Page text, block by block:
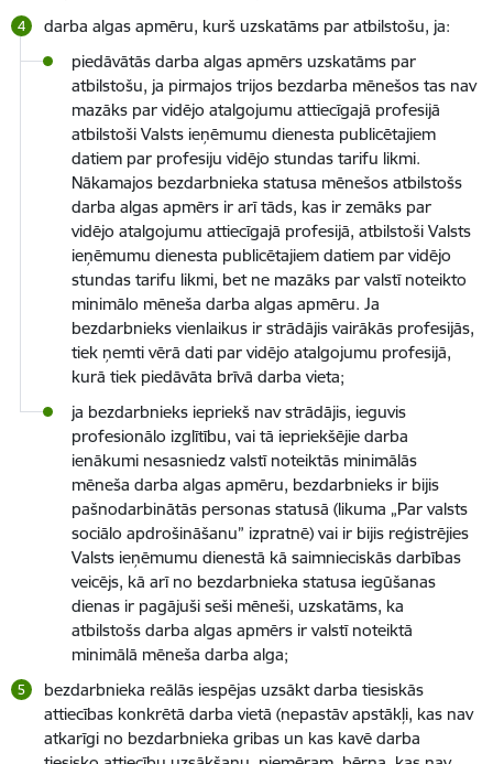
darba algas apmēru, kurš uzskatāms par atbilstošu, ja:
piedāvātās darba algas apmērs uzskatāms par
atbilstošu, ja pirmajos trijos bezdarba mēnešos tas nav
mazāks par vidējo atalgojumu attiecīgajā profesijā
atbilstoši Valsts ieņēmumu dienesta publicētajiem
datiem par profesiju vidējo stundas tarifu likmi.
Nākamajos bezdarbnieka statusa mēnešos atbilstošs
darba algas apmērs ir arī tāds, kas ir zemāks par
vidējo atalgojumu attiecīgajā profesijā, atbilstoši Valsts
ieņēmumu dienesta publicētajiem datiem par vidējo
stundas tarifu likmi, bet ne mazāks par valstī noteikto
minimālo mēneša darba algas apmēru. Ja
bezdarbnieks vienlaikus ir strādājis vairākās profesijās,
tiek ņemti vērā dati par vidējo atalgojumu profesijā,
kurā tiek piedāvāta brīvā darba vieta;
ja bezdarbnieks iepriekš nav strādājis, ieguvis
profesionālo izglītību, vai tā iepriekšējie darba
ienākumi nesasniedz valstī noteiktās minimālās
mēneša darba algas apmēru, bezdarbnieks ir bijis
pašnodarbinātās personas statusā (likuma „Par valsts
sociālo apdrošināšanu” izpratnē) vai ir bijis reģistrējies
Valsts ieņēmumu dienestā kā saimnieciskās darbības
veicējs, kā arī no bezdarbnieka statusa iegūšanas
dienas ir pagājuši seši mēneši, uzskatāms, ka
atbilstošs darba algas apmērs ir valstī noteiktā
minimālā mēneša darba alga;
bezdarbnieka reālās iespējas uzsākt darba tiesiskās
attiecības konkrētā darba vietā (nepastāv apstākļi, kas nav
atkarīgi no bezdarbnieka gribas un kas kavē darba